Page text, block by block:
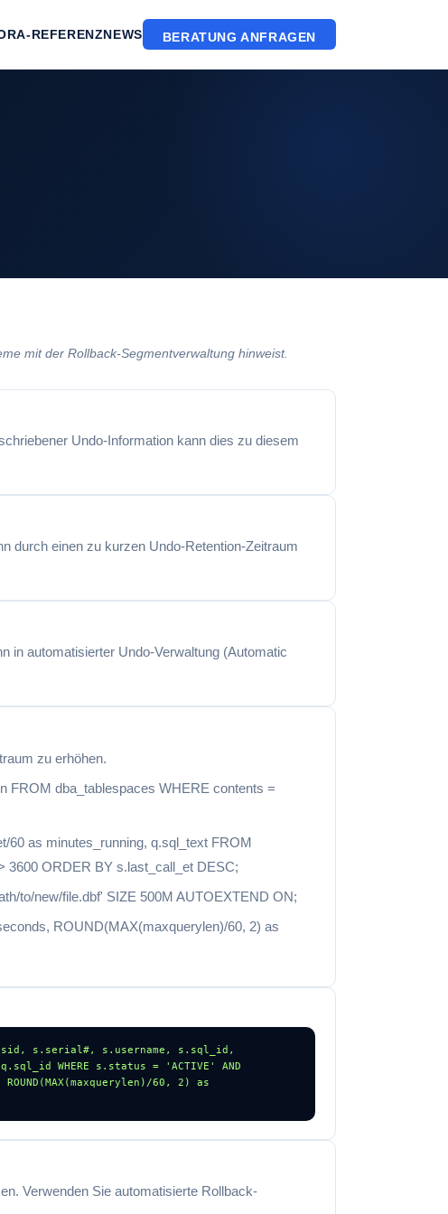
REFERENZNEWS BERATUNG ANFRAGEN
mit der Rollback-Segmentverwaltung hinweist.
Undo-Information kann dies zu diesem
durch einen zu kurzen Undo-Retention-Zeitraum
in automatisierter Undo-Verwaltung (Automatic
zu erhöhen.
FROM dba_tablespaces WHERE contents =
60 as minutes_running, q.sql_text FROM
ORDER BY s.last_call_et DESC;
to/new/file.dbf' SIZE 500M AUTOEXTEND ON;
ROUND(MAX(maxquerylen)/60, 2) as
s.sid, s.serial#, s.username, s.sql_id,
WHERE s.status = 'ACTIVE' AND
60, 2) as
Verwenden Sie automatisierte Rollback-